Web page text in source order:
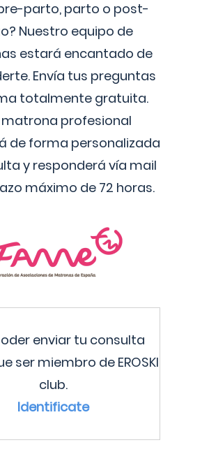
parto, parto o post-
Nuestro equipo de
estará encantado de
Envía tus preguntas
totalmente gratuita.
matrona profesional
de forma personalizada
y responderá vía mail
máximo de 72 horas.
enviar tu consulta
ser miembro de EROSKI
club.
Identificate